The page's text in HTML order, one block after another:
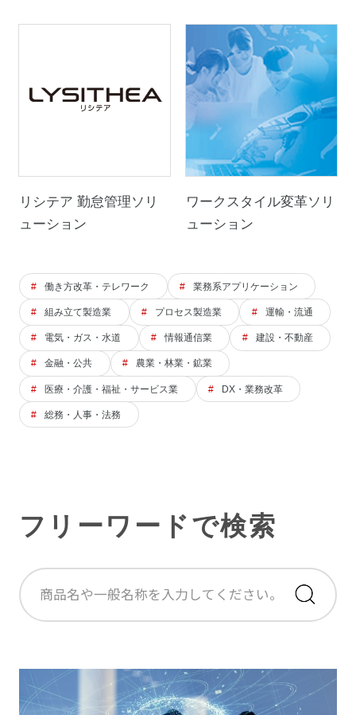
リシテア 勤怠管理ソリ
ューション
ワークスタイル変革ソリ
ューション
働き方改革・テレワーク 業務系アプリケーション
組み立て製造業 プロセス製造業 運輸・流通
電気・ガス・水道 情報通信業 建設・不動産
金融・公共 農業・林業・鉱業
医療・介護・福祉・サービス業 DX・業務改革
総務・人事・法務
フリーワードで検索